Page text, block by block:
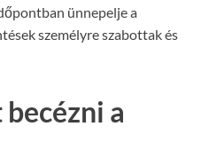
ünnepelje a
személyre szabottak és
a